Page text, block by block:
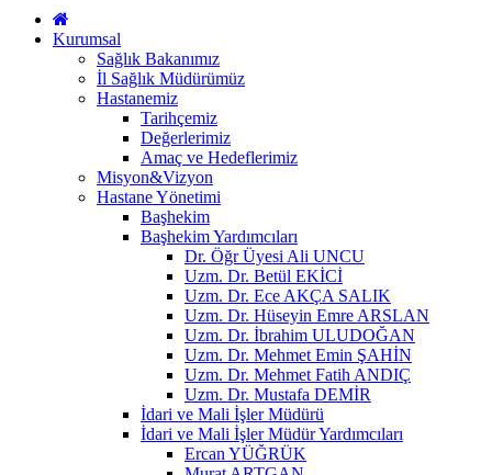
Kurumsal
Sağlık Bakanımız
İl Sağlık Müdürümüz
Hastanemiz
Tarihçemiz
Değerlerimiz
Amaç ve Hedeflerimiz
Misyon&Vizyon
Hastane Yönetimi
Başhekim
Başhekim Yardımcıları
Dr. Öğr Üyesi Ali UNCU
Uzm. Dr. Betül EKİCİ
Uzm. Dr. Ece AKÇA SALIK
Uzm. Dr. Hüseyin Emre ARSLAN
Uzm. Dr. İbrahim ULUDOĞAN
Uzm. Dr. Mehmet Emin ŞAHİN
Uzm. Dr. Mehmet Fatih ANDIÇ
Uzm. Dr. Mustafa DEMİR
İdari ve Mali İşler Müdürü
İdari ve Mali İşler Müdür Yardımcıları
Ercan YÜĞRÜK